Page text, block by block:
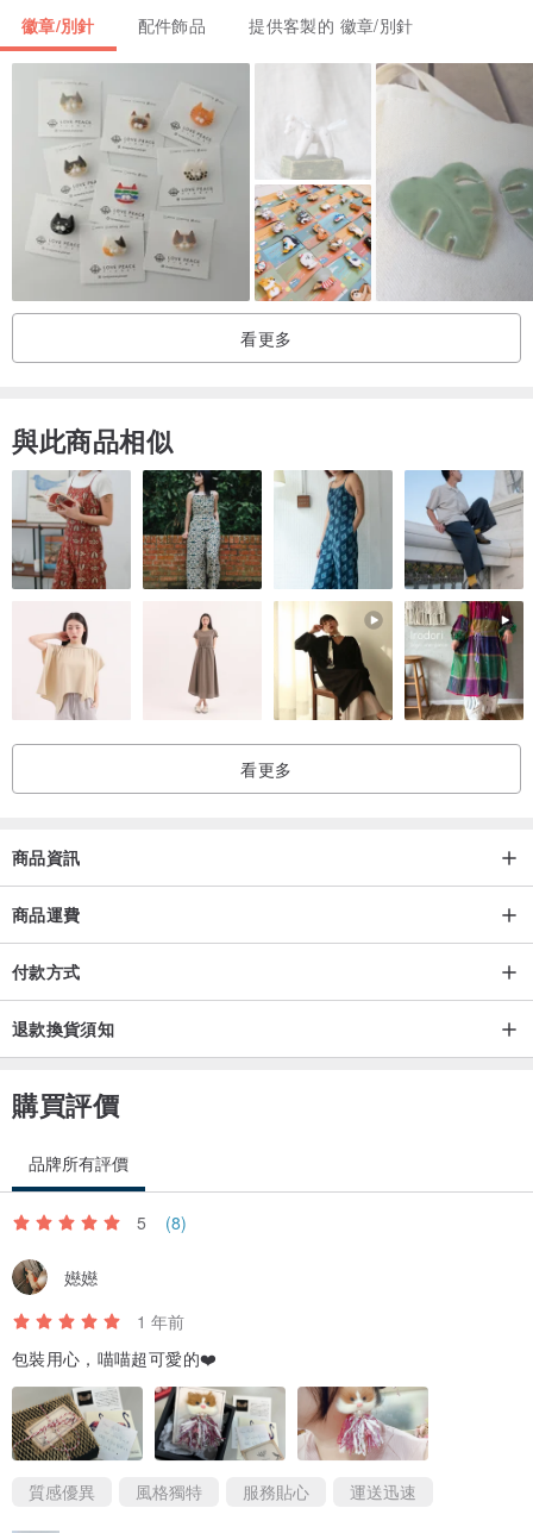
徽章/別針 配件飾品 提供客製的 徽章/別針
看更多
與此商品相似
看更多
商品資訊
商品運費
付款方式
退款換貨須知
購買評價
品牌所有評價
5 (8)
嬨嬨
1 年前
包裝用心，喵喵超可愛的❤️
質感優異 風格獨特 服務貼心 運送迅速